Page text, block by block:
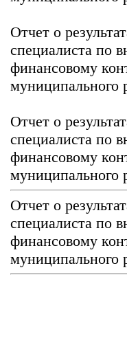
Отчет о
специалиста по
финансовому
муниципального
Отчет о
специалиста по
финансовому
муниципального
Отчет о
специалиста по
финансовому
муниципального